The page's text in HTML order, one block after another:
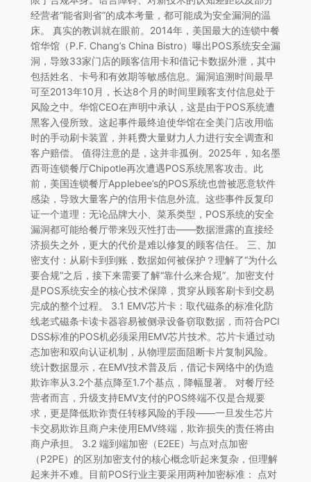
经营者“能省则省”的成本考量，都可能成为安全漏洞的温
床。 真实的教训就在眼前。2014年，美国最大的连锁中餐
馆华馆（P.F. Chang’s China Bistro）曝出POS系统安全漏
洞，导致33家门店的顾客信用卡和借记卡数据外泄，其中
包括姓名、卡号和有效期等敏感信息。漏洞追溯时间最早
可至2013年10月，长达8个月的时间里顾客支付信息处于
风险之中。华馆CEO在声明中承认，这是由于POS系统遭
黑客入侵所致。这起事件最终迫使华馆在全美门店改用临
时的手动刷卡装置，并耗费大量财力人力进行安全调查和
客户赔偿。 值得注意的是，这并非孤例。2025年，知名墨
西哥连锁餐厅Chipotle再次遭遇POS系统黑客攻击。此
前，美国连锁餐厅Applebee’s的POS系统也曾被恶意软件
感染，导致大量客户的信用卡信息外流。这些事件反复印
证一个道理：无论品牌大小、菜系类型，POS系统的安全
漏洞都可能给餐厅带来毁灭性打击——数据泄露的直接经
济损失之外，更大的代价是难以修复的顾客信任。 三、加
密支付：从刷卡到到账，数据如何被保护？理解了“为什么
要合规”之后，接下来需要了解“靠什么来合规”。加密支付
是POS系统安全的核心技术保障，贯穿从顾客刷卡到交易
完成的整个过程。 3.1 EMV芯片卡：取代磁条的标准化防
线老式磁条卡读卡器容易被侧录设备窃取数据，而符合PCI
DSS标准的POS机必须采用EMV芯片技术。芯片卡通过动
态加密和双向认证机制，从物理层面阻断卡片复制风险。
统计数据显示，在EMV技术普及后，借记卡网络中的伪造
欺诈率从3.2个基点降至1.7个基点，降幅显著。 对餐厅经
营者而言，升级支持EMV支付的POS终端不仅是合规要
求，更是降低欺诈责任转移风险的手段——一旦发生芯片
卡交易欺诈且商户未使用EMV终端，欺诈损失的责任将由
商户承担。 3.2 端到端加密（E2EE）与点对点加密
（P2PE）的区别加密支付的核心概念听起来复杂，但理解
起来并不难。目前POS行业主要采用两种加密标准： 点对